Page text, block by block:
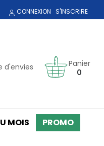
CONNEXION S'INSCRIRE
d'envies
Panier
0
MOIS PROMO